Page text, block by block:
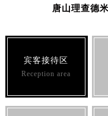
唐山理查德
宾客接待区
Reception area